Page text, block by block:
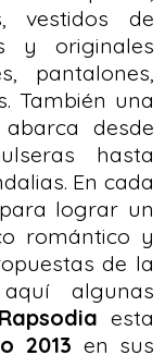
vestidos de
y originales
pantalones,
También una
desde
hasta
En cada
lograr un
romántico y
de la
algunas
Rapsodia esta
2013 en sus